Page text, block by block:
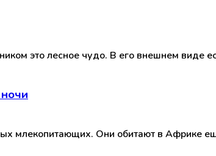
это лесное чудо. В его внешнем виде
млекопитающих. Они обитают в Африке